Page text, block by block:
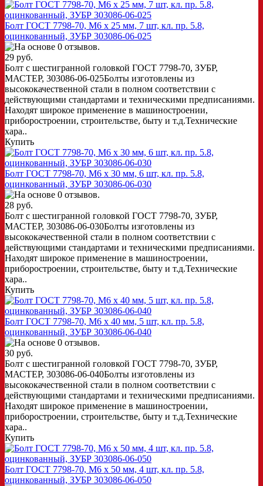
Болт ГОСТ 7798-70, M6 x 25 мм, 7 шт, кл. пр. 5.8,
оцинкованный, ЗУБР 303086-06-025
29 руб.
Болт с шестигранной головкой ГОСТ 7798-70, ЗУБР,
МАСТЕР, 303086-06-025Болты изготовлены из
высококачественной стали в полном соответствии с
действующими стандартами и техническими предписаниями.
Находят широкое применение в машиностроении,
приборостроении, строительстве, быту и т.д.Технические
хара..
Купить
Болт ГОСТ 7798-70, M6 x 30 мм, 6 шт, кл. пр. 5.8,
оцинкованный, ЗУБР 303086-06-030
28 руб.
Болт с шестигранной головкой ГОСТ 7798-70, ЗУБР,
МАСТЕР, 303086-06-030Болты изготовлены из
высококачественной стали в полном соответствии с
действующими стандартами и техническими предписаниями.
Находят широкое применение в машиностроении,
приборостроении, строительстве, быту и т.д.Технические
хара..
Купить
Болт ГОСТ 7798-70, M6 x 40 мм, 5 шт, кл. пр. 5.8,
оцинкованный, ЗУБР 303086-06-040
30 руб.
Болт с шестигранной головкой ГОСТ 7798-70, ЗУБР,
МАСТЕР, 303086-06-040Болты изготовлены из
высококачественной стали в полном соответствии с
действующими стандартами и техническими предписаниями.
Находят широкое применение в машиностроении,
приборостроении, строительстве, быту и т.д.Технические
хара..
Купить
Болт ГОСТ 7798-70, M6 x 50 мм, 4 шт, кл. пр. 5.8,
оцинкованный, ЗУБР 303086-06-050